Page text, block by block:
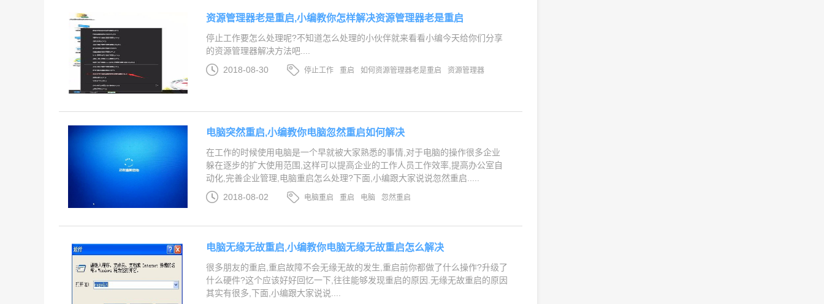
资源管理器老是重启,小编教你怎样解决资源管理器老是重启
停止工作要怎么处理呢?不知道怎么处理的小伙伴就来看看小编今天给你们分享
的资源管理器解决方法吧....
2018-08-30
停止工作 重启 如何资源管理器老是重启 资源管理器
电脑突然重启,小编教你电脑忽然重启如何解决
在工作的时候使用电脑是一个早就被大家熟悉的事情,对于电脑的操作很多企业
躲在逐步的扩大使用范围,这样可以提高企业的工作人员工作效率,提高办公室自
动化,完善企业管理,电脑重启怎么处理?下面,小编跟大家说说忽然重启.....
2018-08-02
电脑重启 重启 电脑 忽然重启
电脑无缘无故重启,小编教你电脑无缘无故重启怎么解决
很多朋友的重启,重启故障不会无缘无故的发生,重启前你都做了什么操作?升级了
什么硬件?这个应该好好回忆一下,往往能够发现重启的原因.无缘无故重启的原因
其实有很多,下面,小编跟大家说说....